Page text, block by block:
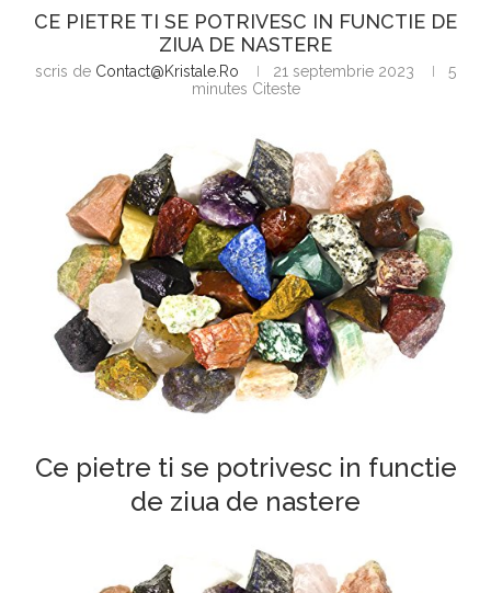
CE PIETRE TI SE POTRIVESC IN FUNCTIE DE
ZIUA DE NASTERE
scris de Contact@kristale.ro 21 septembrie 2023
5
minutes Citeste
Ce pietre ti se potrivesc in functie
de ziua de nastere